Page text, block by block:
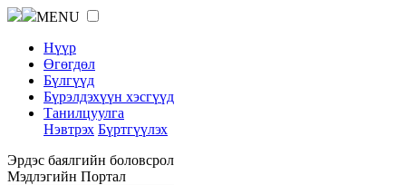
MENU
Нүүр
Өгөгдөл
Бүлгүүд
Бүрэлдэхүүн хэсгүүд
Танилцуулга
Нэвтрэх Бүртгүүлэх
Эрдэс баялгийн боловсрол
Мэдлэгийн Портал